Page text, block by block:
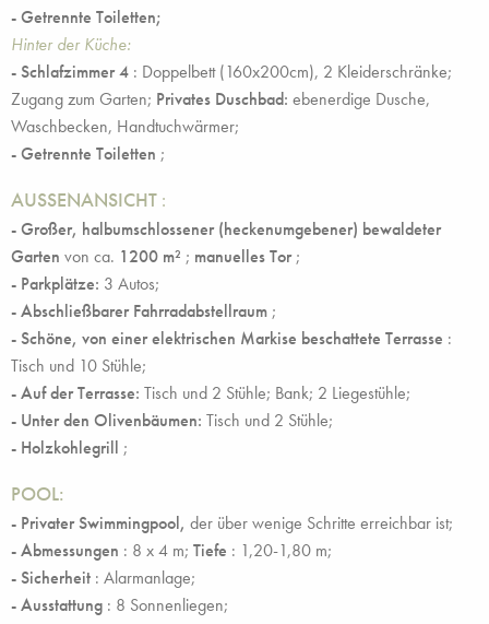
- Getrennte Toiletten;
Hinter der Küche:
- Schlafzimmer 4 : Doppelbett (160x200cm), 2 Kleiderschränke;
Zugang zum Garten; Privates Duschbad: ebenerdige Dusche,
Waschbecken, Handtuchwärmer;
- Getrennte Toiletten ;
AUSSENANSICHT :
- Großer, halbumschlossener (heckenumgebener) bewaldeter
Garten von ca. 1200 m² ; manuelles Tor;
- Parkplätze: 3 Autos;
- Abschließbarer Fahrradabstellraum ;
- Schöne, von einer elektrischen Markise beschattete Terrasse :
Tisch und 10 Stühle;
- Auf der Terrasse: Tisch und 2 Stühle; Bank; 2 Liegestühle;
- Unter den Olivenbäumen: Tisch und 2 Stühle;
- Holzkohlegrill ;
POOL:
- Privater Swimmingpool, der über wenige Schritte erreichbar ist;
- Abmessungen : 8 x 4 m; Tiefe : 1,20-1,80 m;
- Sicherheit : Alarmanlage;
- Ausstattung : 8 Sonnenliegen;